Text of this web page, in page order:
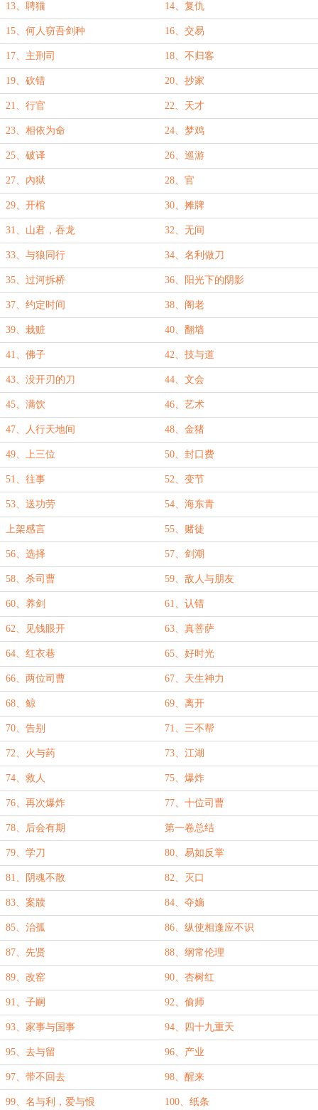
13、聘猫 14、复仇
15、何人窃吾剑种 16、交易
17、主刑司 18、不归客
19、砍错 20、抄家
21、行官 22、天才
23、相依为命 24、梦鸡
25、破译 26、巡游
27、內狱 28、官
29、开棺 30、摊牌
31、山君，吞龙 32、无间
33、与狼同行 34、名利做刀
35、过河拆桥 36、阳光下的阴影
37、约定时间 38、阁老
39、栽赃 40、翻墙
41、佛子 42、技与道
43、没开刃的刀 44、文会
45、满饮 46、艺术
47、人行天地间 48、金猪
49、上三位 50、封口费
51、往事 52、变节
53、送功劳 54、海东青
上架感言 55、赌徒
56、选择 57、剑潮
58、杀司曹 59、敌人与朋友
60、养剑 61、认错
62、见钱眼开 63、真菩萨
64、红衣巷 65、好时光
66、两位司曹 67、天生神力
68、鲸 69、离开
70、告别 71、三不帮
72、火与药 73、江湖
74、救人 75、爆炸
76、再次爆炸 77、十位司曹
78、后会有期 第一卷总结
79、学刀 80、易如反掌
81、阴魂不散 82、灭口
83、案牍 84、夺嫡
85、治孤 86、纵使相逢应不识
87、先贤 88、纲常伦理
89、改窑 90、杏树红
91、子嗣 92、偷师
93、家事与国事 94、四十九重天
95、去与留 96、产业
97、带不回去 98、醒来
99、名与利，爱与恨 100、纸条